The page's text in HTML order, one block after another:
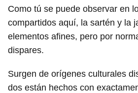
Como tú se puede observar en
compartidos aquí, la sartén y la
elementos afines, pero por
dispares.
Surgen de orígenes culturales
dos están hechos con